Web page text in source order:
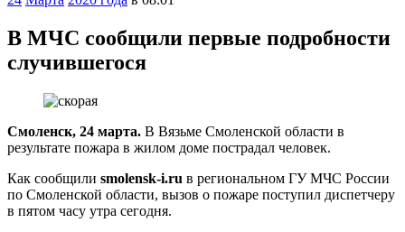
В МЧС сообщили первые подробности
случившегося
Смоленск, 24 марта. В Вязьме Смоленской области в
результате пожара в жилом доме пострадал человек.
Как сообщили smolensk-i.ru в региональном ГУ МЧС России
по Смоленской области, вызов о пожаре поступил диспетчеру
в пятом часу утра сегодня.